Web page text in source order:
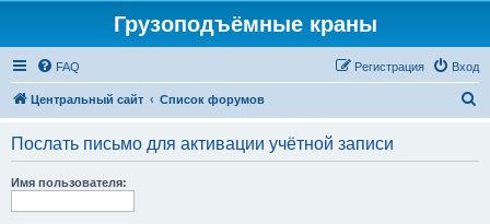
Грузоподъёмные краны
FAQ Вход
Регистрация
Центральный сайт Список форумов
Послать письмо для активации учётной записи
Имя пользователя: